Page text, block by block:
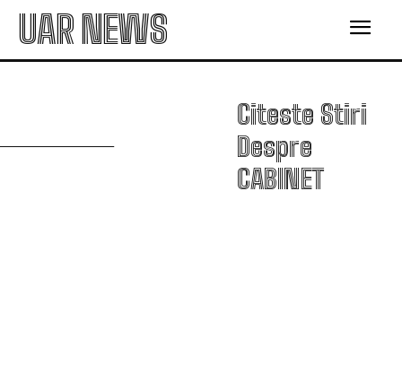
UAR NEWS
Citeste Stiri
Despre
CABINET
C